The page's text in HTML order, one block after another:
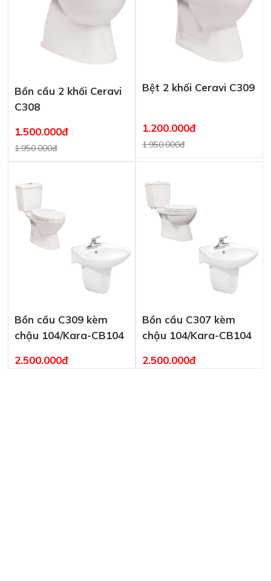
Bồn cầu 2 khối Ceravi
C308
1.500.000đ
1.950.000đ
Bệt 2 khối Ceravi C309
1.200.000đ
1.950.000đ
Bồn cầu C309 kèm
chậu 104/Kara-CB104
2.500.000đ
Bồn cầu C307 kèm
chậu 104/Kara-CB104
2.500.000đ